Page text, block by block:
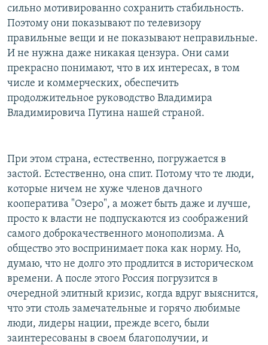
сильно мотивированно сохранить стабильность.
Поэтому они показывают по телевизору
правильные вещи и не показывают неправильные.
И не нужна даже никакая цензура. Они сами
прекрасно понимают, что в их интересах, в том
числе и коммерческих, обеспечить
продолжительное руководство Владимира
Владимировича Путина нашей страной.
При этом страна, естественно, погружается в
застой. Естественно, она спит. Потому что те люди,
которые ничем не хуже членов дачного
кооператива "Озеро", а может быть даже и лучше,
просто к власти не подпускаются из соображений
самого доброкачественного монополизма. А
общество это воспринимает пока как норму. Но,
думаю, что не долго это продлится в историческом
времени. А после этого Россия погрузится в
очередной элитный кризис, когда вдруг выяснится,
что эти столь замечательные и горячо любимые
люди, лидеры нации, прежде всего, были
заинтересованы в своем благополучии, и